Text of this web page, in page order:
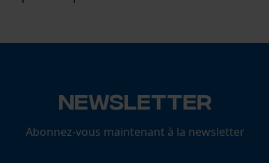
Newsletter
Abonnez-vous maintenant à la newsletter